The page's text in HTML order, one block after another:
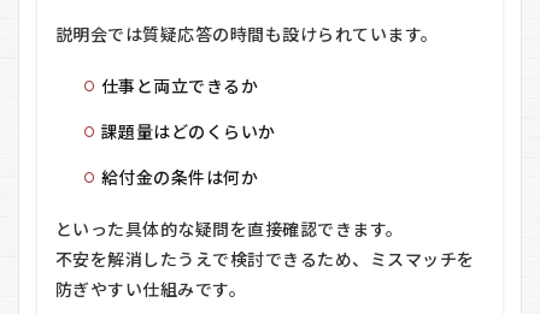
説明会では質疑応答の時間も設けられています。
仕事と両立できるか
課題量はどのくらいか
給付金の条件は何か
といった具体的な疑問を直接確認できます。
不安を解消したうえで検討できるため、ミスマッチを
防ぎやすい仕組みです。